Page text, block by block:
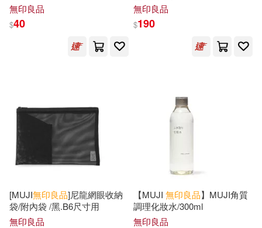
無印良品
$40
無印良品
$190
[MUJI無印良品]尼龍網眼收納
袋/附內袋 /黑.B6尺寸用
無印良品
【MUJI 無印良品】MUJI角質
調理化妝水/300ml
無印良品